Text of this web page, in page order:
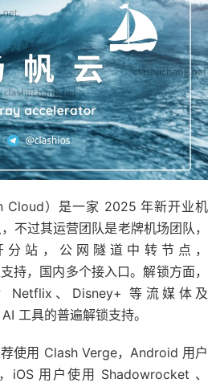
Cloud）是一家 2025 年新开业机
不过其运营团队是老牌机场团队，
站，公网隧道中转节点，
持，国内多个接入口。解锁方面，
、Disney+ 等流媒体及
工具的普遍解锁支持。
使用 Clash Verge，Android 用户
iOS 用户使用 Shadowrocket 、